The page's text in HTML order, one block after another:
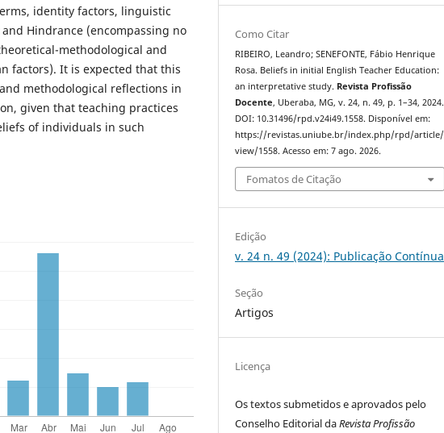
identity factors, linguistic
Hindrance (encompassing no
methodological and
factors). It is expected that this
methodological reflections in
given that teaching practices
of individuals in such
Como Citar
RIBEIRO, Leandro; SENEFONTE, Fábio Henrique
Rosa. Beliefs in initial English Teacher Education:
an interpretative study. Revista Profissão
Docente, Uberaba, MG, v. 24, n. 49, p. 1–34, 2024.
DOI: 10.31496/rpd.v24i49.1558. Disponível em:
https://revistas.uniube.br/index.php/rpd/article/
view/1558. Acesso em: 7 ago. 2026.
Fomatos de Citação
Edição
v. 24 n. 49 (2024): Publicação Contínua
Seção
Artigos
Licença
Os textos submetidos e aprovados pelo
Conselho Editorial daRevista Profissão